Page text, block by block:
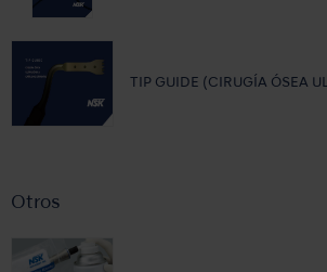
TIP GUIDE (CIRUGÍA ÓSEA
Otros